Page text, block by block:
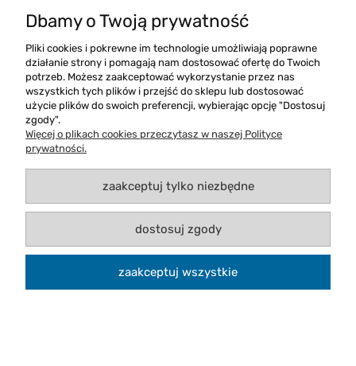
Męska kurtka zimowa Result Channel
Jacket
Dbamy o Twoją prywatność
Pliki cookies i pokrewne im technologie umożliwiają poprawne
działanie strony i pomagają nam dostosować ofertę do Twoich
potrzeb. Możesz zaakceptować wykorzystanie przez nas
wszystkich tych plików i przejść do sklepu lub dostosować
użycie plików do swoich preferencji, wybierając opcję "Dostosuj
zgody".
Więcej o plikach cookies przeczytasz w naszej Polityce
prywatności.
zaakceptuj tylko niezbędne
dostosuj zgody
zaakceptuj wszystkie